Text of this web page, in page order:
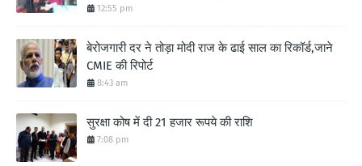
12:55 pm
बेरोजगारी दर ने तोड़ा मोदी राज के ढाई साल का रिकॉर्ड,जाने
CMIE की रिपोर्ट
8:43 am
सुरक्षा कोष में दी 21 हजार रूपये की राशि
7:08 pm